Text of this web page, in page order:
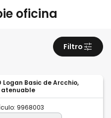
oficina
Logan Basic de Arcchio,
atenuable
9968003
Filtro